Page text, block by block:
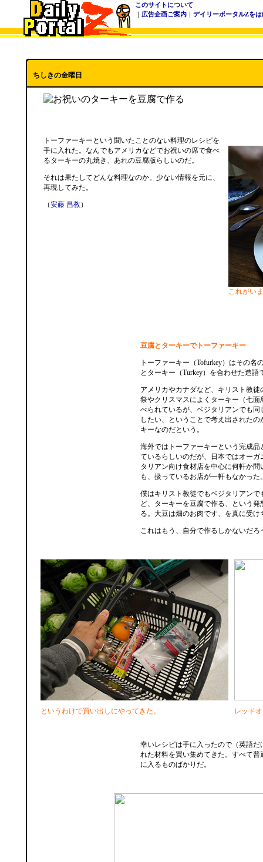
このサイトについて
｜ 広告企画ご案内 ｜ デイリーポータルZを
ちしきの金曜日
これがい
トーファーキーという聞いたことのない料理のレシピを
手に入れた。なんでもアメリカなどでお祝いの席で食べ
るターキーの丸焼き、あれの豆腐版らしいのだ。
それは果たしてどんな料理なのか。少ない情報を元に、
再現してみた。
（安藤 昌教）
豆腐とターキーでトーファーキー
トーファーキー（Tofurkey）はその名
とターキー（Turkey）を合わせた造語
アメリカやカナダなど、キリスト教徒
祭やクリスマスによくターキー（七面
べられているが、ベジタリアンでも同
したい、ということで考え出されたの
キーなのだという。
海外ではトーファーキーという完成品
ているらしいのだが、日本ではオーガ
タリアン向け食材店を中心に何軒か問
も、扱っているお店が一軒もなかった
僕はキリスト教徒でもベジタリアンで
ど、ターキーを豆腐で作る、という発
る。大豆は畑のお肉です、を真に受け
これはもう、自分で作るしかないだろ
というわけで買い出しにやってきた。 レッド
幸いレシピは手に入ったので（英語だ
れた材料を買い集めてきた。すべて普
に入るものばかりだ。